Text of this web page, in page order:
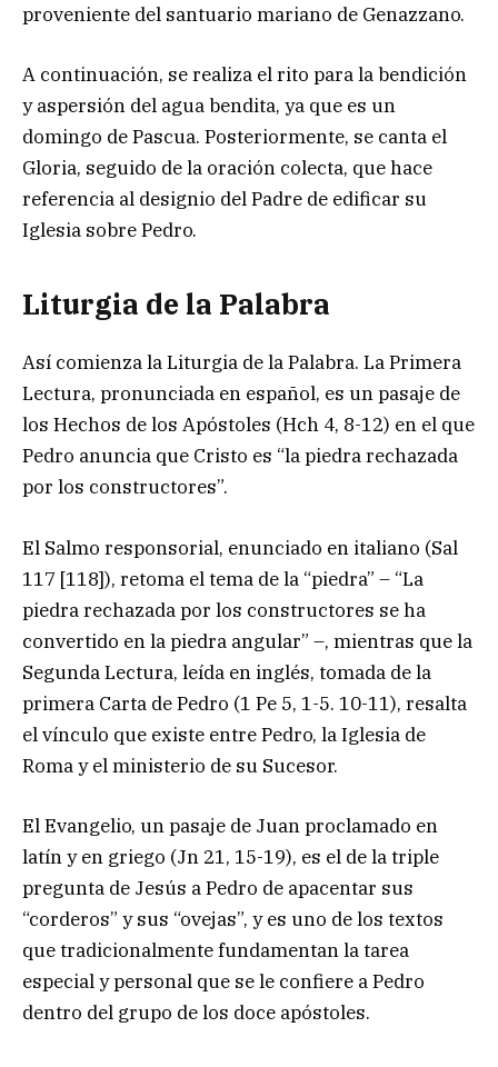
proveniente del santuario mariano de Genazzano.
A continuación, se realiza el rito para la bendición
y aspersión del agua bendita, ya que es un
domingo de Pascua. Posteriormente, se canta el
Gloria, seguido de la oración colecta, que hace
referencia al designio del Padre de edificar su
Iglesia sobre Pedro.
Liturgia de la Palabra
Así comienza la Liturgia de la Palabra. La Primera
Lectura, pronunciada en español, es un pasaje de
los Hechos de los Apóstoles (Hch 4, 8-12) en el que
Pedro anuncia que Cristo es “la piedra rechazada
por los constructores”.
El Salmo responsorial, enunciado en italiano (Sal
117 [118]), retoma el tema de la “piedra” – “La
piedra rechazada por los constructores se ha
convertido en la piedra angular” –, mientras que la
Segunda Lectura, leída en inglés, tomada de la
primera Carta de Pedro (1 Pe 5, 1-5. 10-11), resalta
el vínculo que existe entre Pedro, la Iglesia de
Roma y el ministerio de su Sucesor.
El Evangelio, un pasaje de Juan proclamado en
latín y en griego (Jn 21, 15-19), es el de la triple
pregunta de Jesús a Pedro de apacentar sus
“corderos” y sus “ovejas”, y es uno de los textos
que tradicionalmente fundamentan la tarea
especial y personal que se le confiere a Pedro
dentro del grupo de los doce apóstoles.